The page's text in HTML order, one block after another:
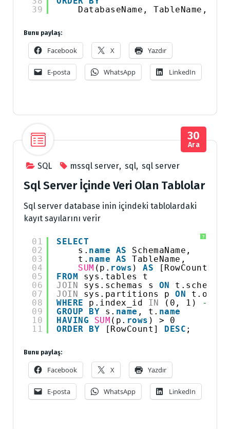
39
DatabaseName, TableName,
Bunu paylaş:
Facebook X Yazdır
E-posta WhatsApp LinkedIn
SQL mssql server, sql, sql server
30
Ara
Sql Server İçinde Veri Olan Tablolar
Sql server database inin içindeki tablolardaki
kayıt sayılarını verir
?
01
02
03
04
05
06
07
08
09
10
11
SELECT
s. name AS
SchemaName,
t. name AS
TableName,
SUM (p. rows ) AS
[RowCount]
FROM
sys.tables t
JOIN
sys.schemas s ON
JOIN
sys.partitions p ON
WHERE
p.index_id IN (0, 1)
-- 0:
GROUP
BY s. name , t. name
HAVING
SUM (p. rows ) > 0
ORDER
BY [RowCount] DESC ;
Bunu paylaş:
Facebook X Yazdır
E-posta WhatsApp LinkedIn